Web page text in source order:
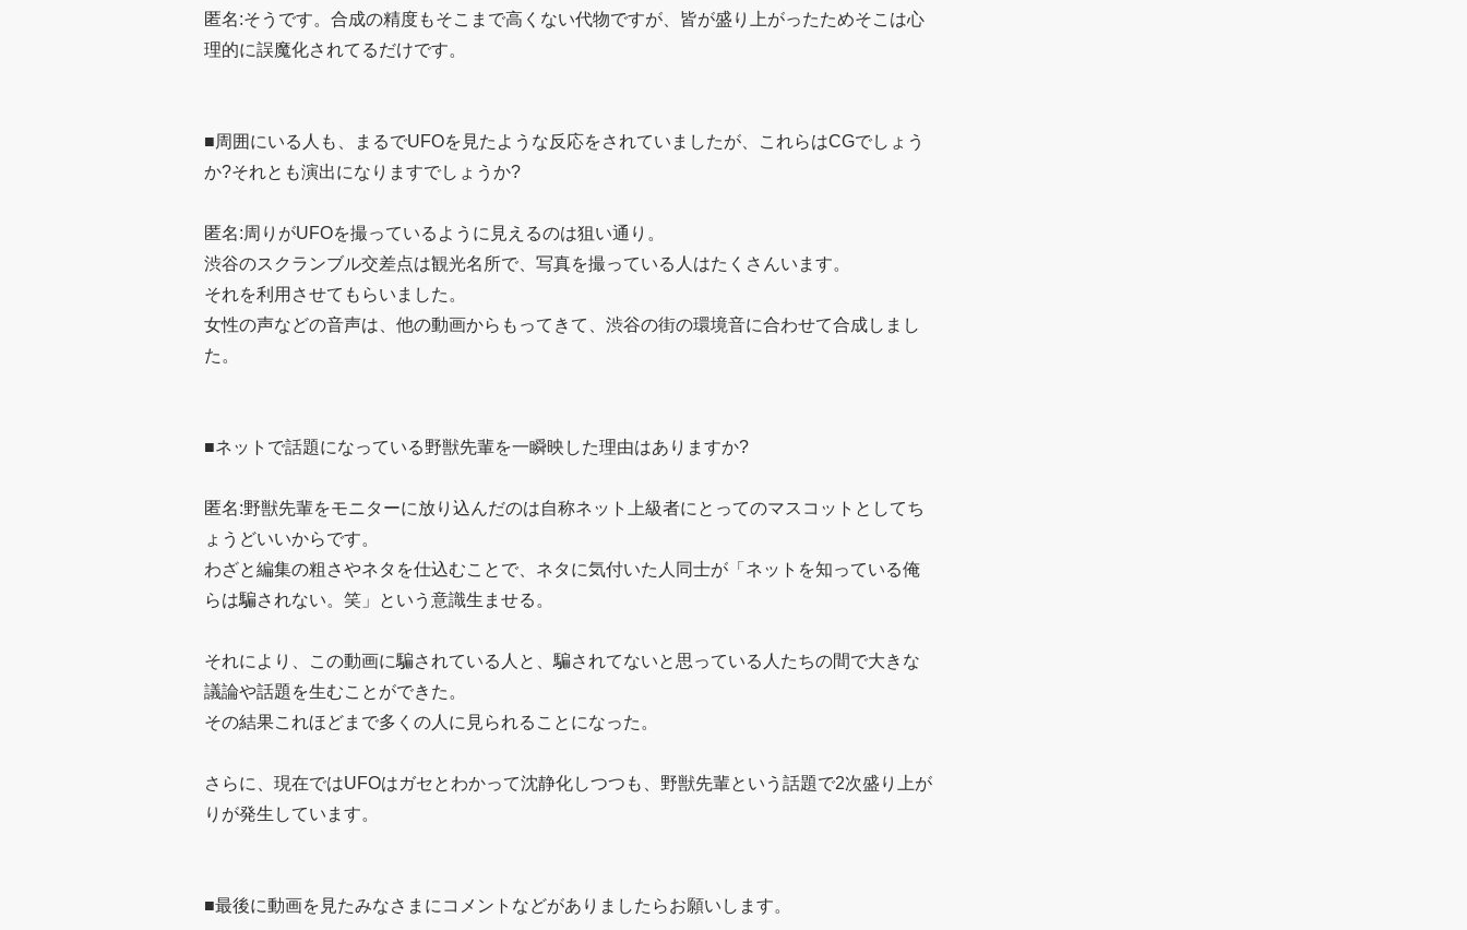
匿名:そうです。合成の精度もそこまで高くない代物ですが、皆が盛り上がったためそこは心
理的に誤魔化されてるだけです。
■周囲にいる人も、まるでUFOを見たような反応をされていましたが、これらはCGでしょう
か?それとも演出になりますでしょうか?
匿名:周りがUFOを撮っているように見えるのは狙い通り。
渋谷のスクランブル交差点は観光名所で、写真を撮っている人はたくさんいます。
それを利用させてもらいました。
女性の声などの音声は、他の動画からもってきて、渋谷の街の環境音に合わせて合成しまし
た。
■ネットで話題になっている野獣先輩を一瞬映した理由はありますか?
匿名:野獣先輩をモニターに放り込んだのは自称ネット上級者にとってのマスコットとしてち
ょうどいいからです。
わざと編集の粗さやネタを仕込むことで、ネタに気付いた人同士が「ネットを知っている俺
らは騙されない。笑」という意識生ませる。
それにより、この動画に騙されている人と、騙されてないと思っている人たちの間で大きな
議論や話題を生むことができた。
その結果これほどまで多くの人に見られることになった。
さらに、現在ではUFOはガセとわかって沈静化しつつも、野獣先輩という話題で2次盛り上が
りが発生しています。
■最後に動画を見たみなさまにコメントなどがありましたらお願いします。